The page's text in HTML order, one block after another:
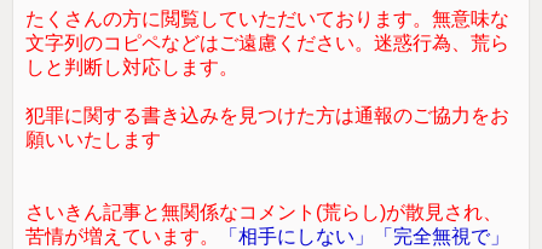
たくさんの方に閲覧していただいております。無意味な
文字列のコピペなどはご遠慮ください。迷惑行為、荒ら
しと判断し対応します。
犯罪に関する書き込みを見つけた方は通報のご協力をお
願いいたします
さいきん記事と無関係なコメント(荒らし)が散見され、
苦情が増えています。
「相手にしない」「完全無視で」